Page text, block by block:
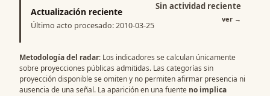
Actualización reciente
Último acto procesado: 2010-03-25
Sin actividad reciente
ver →
Metodología del radar: Los indicadores se calculan únicamente
sobre proyecciones públicas admitidas. Las categorías sin
proyección disponible se omiten y no permiten afirmar presencia ni
ausencia de una señal. La aparición en una fuente no implica